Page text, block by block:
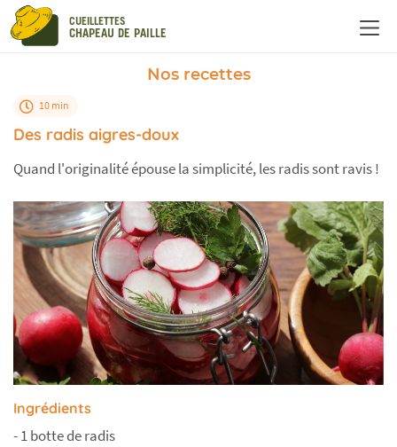
CUEILLETTES
CHAPEAU DE PAILLE
Nos recettes
10 min
Des radis aigres-doux
Quand l'originalité épouse la simplicité, les radis sont ravis !
Ingrédients
- 1 botte de radis
Panneau de gestion des cookies